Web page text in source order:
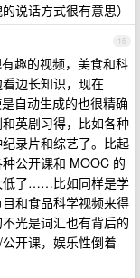
说话方式很有意思）
15
趣的视频，美食和科
边长知识，现在
自动生成的也很精确
英剧习得，比如各种
录片和综艺了。比起
公开课和 MOOC 的
低了……比如同样是学
和食品科学视频来得
光是词汇也有背后的
开课，娱乐性倒着